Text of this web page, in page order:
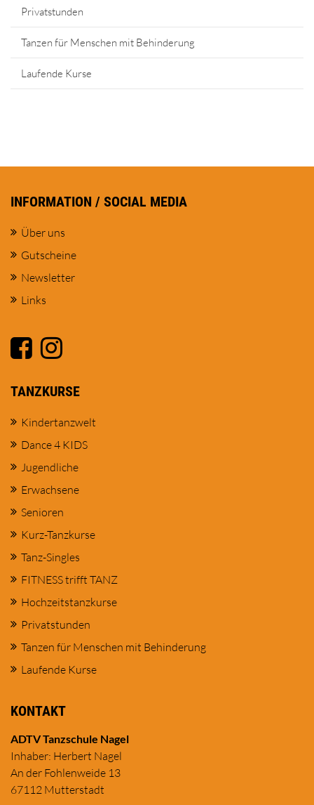
Privatstunden
Tanzen für Menschen mit Behinderung
Laufende Kurse
INFORMATION / SOCIAL MEDIA
Über uns
Gutscheine
Newsletter
Links
TANZKURSE
Kindertanzwelt
Dance 4 KIDS
Jugendliche
Erwachsene
Senioren
Kurz-Tanzkurse
Tanz-Singles
FITNESS trifft TANZ
Hochzeitstanzkurse
Privatstunden
Tanzen für Menschen mit Behinderung
Laufende Kurse
KONTAKT
ADTV Tanzschule Nagel
Inhaber: Herbert Nagel
An der Fohlenweide 13
67112 Mutterstadt